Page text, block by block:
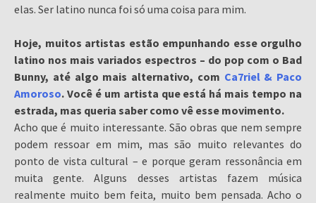
elas. Ser latino nunca foi só uma coisa para mim.
Hoje, muitos artistas estão empunhando esse orgulho
latino nos mais variados espectros – do pop com o Bad
Bunny, até algo mais alternativo, com Ca7riel & Paco
Amoroso. Você é um artista que está há mais tempo na
estrada, mas queria saber como vê esse movimento.
Acho que é muito interessante. São obras que nem sempre
podem ressoar em mim, mas são muito relevantes do
ponto de vista cultural – e porque geram ressonância em
muita gente. Alguns desses artistas fazem música
realmente muito bem feita, muito bem pensada. Acho o